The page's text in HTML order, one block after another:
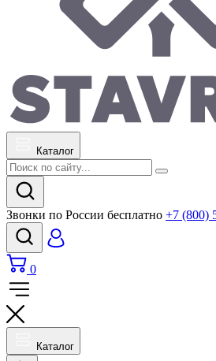
Каталог
Звонки по России бесплатно +7 (800)
0
Каталог